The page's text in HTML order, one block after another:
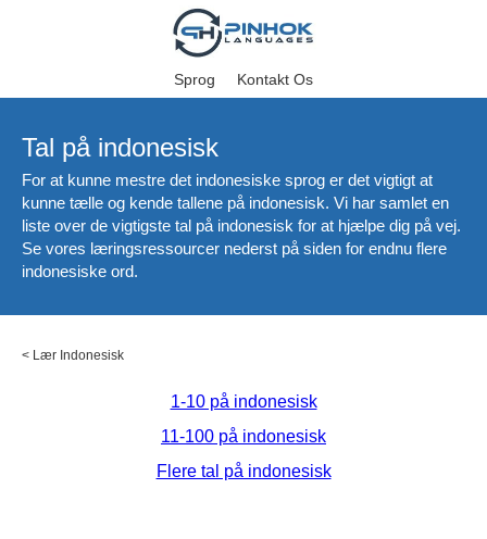
Sprog Kontakt Os
Tal på indonesisk
For at kunne mestre det indonesiske sprog er det vigtigt at
kunne tælle og kende tallene på indonesisk. Vi har samlet en
liste over de vigtigste tal på indonesisk for at hjælpe dig på vej.
Se vores læringsressourcer nederst på siden for endnu flere
indonesiske ord.
< Lær Indonesisk
1-10 på indonesisk
11-100 på indonesisk
Flere tal på indonesisk